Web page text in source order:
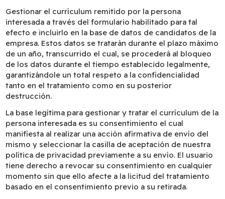
Gestionar el currículum remitido por la persona
interesada a través del formulario habilitado para tal
efecto e incluirlo en la base de datos de candidatos de la
empresa. Estos datos se tratarán durante el plazo máximo
de un año, transcurrido el cual, se procederá al bloqueo
de los datos durante el tiempo establecido legalmente,
garantizándole un total respeto a la confidencialidad
tanto en el tratamiento como en su posterior
destrucción.
La base legítima para gestionar y tratar el currículum de la
persona interesada es su consentimiento el cual
manifiesta al realizar una acción afirmativa de envío del
mismo y seleccionar la casilla de aceptación de nuestra
política de privacidad previamente a su envío. El usuario
tiene derecho a revocar su consentimiento en cualquier
momento sin que ello afecte a la licitud del tratamiento
basado en el consentimiento previo a su retirada.